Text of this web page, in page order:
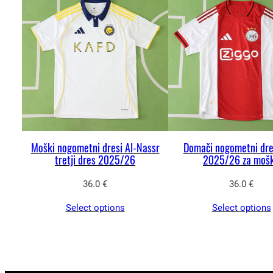
Moški nogometni dresi Al-Nassr
tretji dres 2025/26
36.0 €
Select options
Domači nogometni
2025/26 za
36.0 €
Select options